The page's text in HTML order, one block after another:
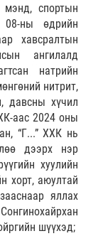
спортын
ны өдрийн
хавсралтын
ангилалд
натрийн
нитрит,
давсны хүчил
аас 2024 оны
“Г...” ХХК нь
дээрх нэр
хуулийн
хорт, аюултай
яллах
шүүхэд;